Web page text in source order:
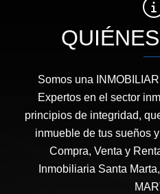
Somos una
Expertos en el sector
principios de integridad,
inmueble de tus sueños
Compra, Venta y
Inmobiliaria Santa